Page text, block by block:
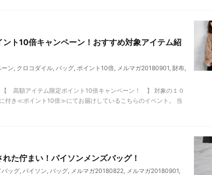
ト10倍キャンペーン！おすすめ対象アイテム紹
ーン, クロコダイル, バッグ, ポイント10倍, メルマガ20180901, 財布,
【 高額アイテム限定ポイント10倍キャンペーン！ 】 対象の１０
付き≪ポイント10倍≫にてお届けしているこちらのイベント。 当
た佇まい！パイソンメンズバッグ！
バッグ, パイソン, バッグ, メルマガ20180822, メルマガ20180901,